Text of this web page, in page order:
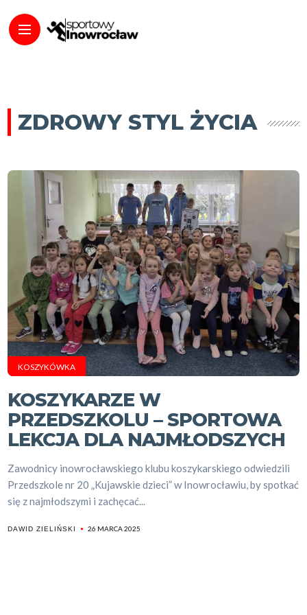
ZDROWY STYL ŻYCIA
KOSZYKÓWKA
KOSZYKARZE W
PRZEDSZKOLU – SPORTOWA
LEKCJA DLA NAJMŁODSZYCH
Zawodnicy inowrocławskiego klubu koszykarskiego odwiedzili
Przedszkole nr 20 „Kujawskie dzieci” w Inowrocławiu, by spotkać
się z najmłodszymi i zachęcać...
DAWID ZIELIŃSKI 26 MARCA 2025